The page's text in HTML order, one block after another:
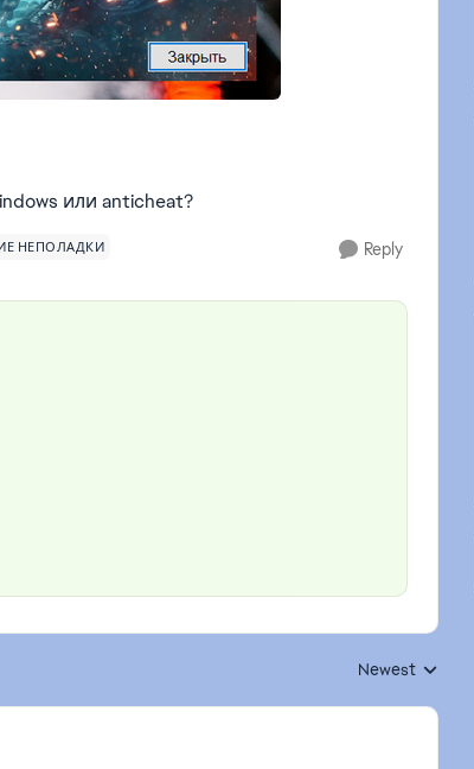
или anticheat?
НЕПОЛАДКИ Reply
Replies sorted by
Newest